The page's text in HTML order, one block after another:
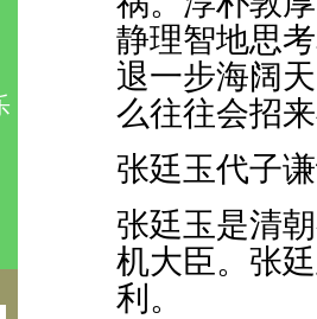
静理智地思
退一步海阔
么往往会招
张廷玉代子
张廷玉是清
机大臣。张
利。